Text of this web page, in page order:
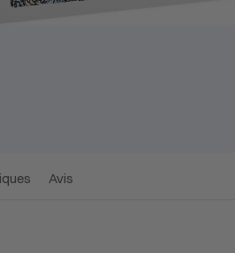
Avis